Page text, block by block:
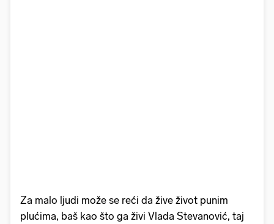
Za malo ljudi može se reći da žive život punim
plućima, baš kao što ga živi Vlada Stevanović, taj